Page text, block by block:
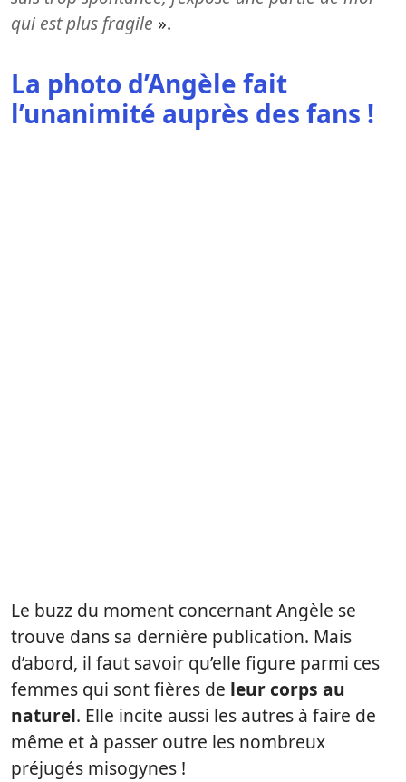
qui est plus fragile ».
La photo d’Angèle fait
l’unanimité auprès des fans !
Le buzz du moment concernant Angèle se
trouve dans sa dernière publication. Mais
d’abord, il faut savoir qu’elle figure parmi ces
femmes qui sont fières de leur corps au
naturel. Elle incite aussi les autres à faire de
même et à passer outre les nombreux
préjugés misogynes !